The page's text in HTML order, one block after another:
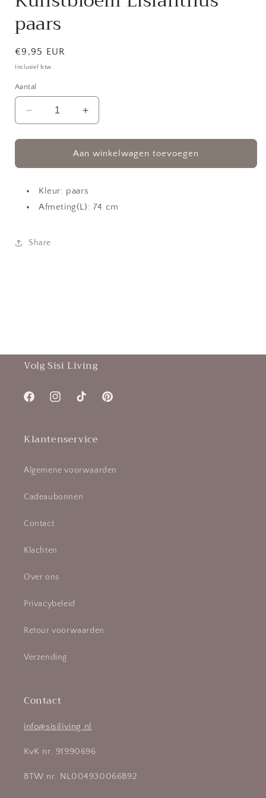
paars
Normale
prijs
€9,95 EUR
Inclusief btw.
Aantal
Aantal
verlagen
voor
Kunstbloem
Lisianthus
Aantal
verhogen
voor
Kunstbloem
Lisianthus
Aan winkelwagen toevoegen
Kleur: paars
Afmeting(L): 74 cm
Share
Volg Sisi Living
FacebookInstagramTikTok Pinterest
Klantenservice
Algemene voorwaarden
Cadeaubonnen
Contact
Klachten
Over ons
Privacybeleid
Retour voorwaarden
Verzending
Contact
info@sisiliving.nl
KvK nr. 91990696
BTW nr. NL004930066B92